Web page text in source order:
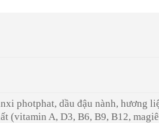
photphat, dầu đậu nành, hương
(vitamin A, D3, B6, B9, B12,